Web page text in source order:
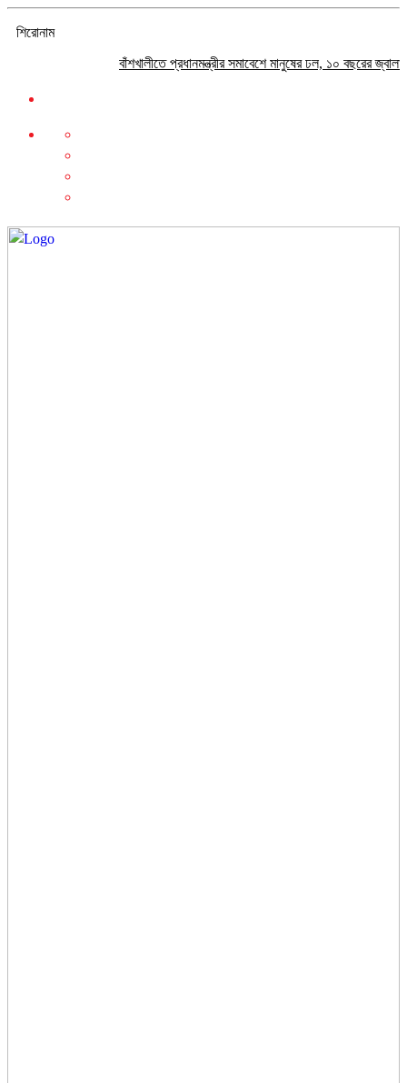
শিরোনাম
বাঁশখালীতে প্রধানমন্ত্রীর সমাবেশে মানুষের ঢল, ১০ বছরের জ্বালানি